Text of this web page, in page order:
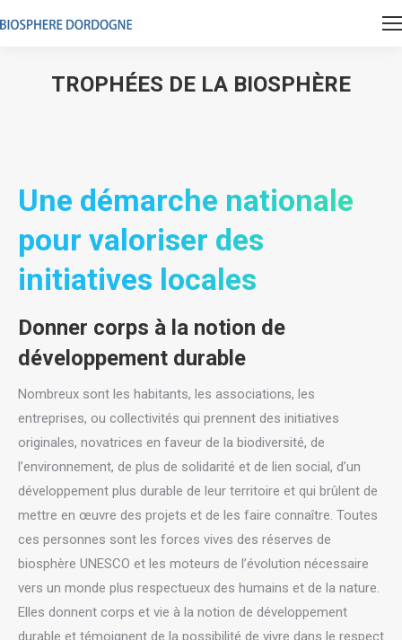
TROPHÉES DE LA BIOSPHÈRE
Une démarche nationale
pour valoriser des
initiatives locales
Donner corps à la notion de
développement durable
Nombreux sont les habitants, les associations, les
entreprises, ou collectivités qui prennent des initiatives
originales, novatrices en faveur de la biodiversité, de
l’environnement, de plus de solidarité et de lien social, d’un
développement plus durable de leur territoire et qui brûlent de
mettre en œuvre des projets et de les faire connaître. Toutes
ces personnes sont les forces vives des réserves de
biosphère UNESCO et les moteurs de l’évolution nécessaire
vers un monde plus respectueux des humains et de la nature.
Elles donnent corps et vie à la notion de développement
durable et témoignent de la possibilité de vivre dans le respect